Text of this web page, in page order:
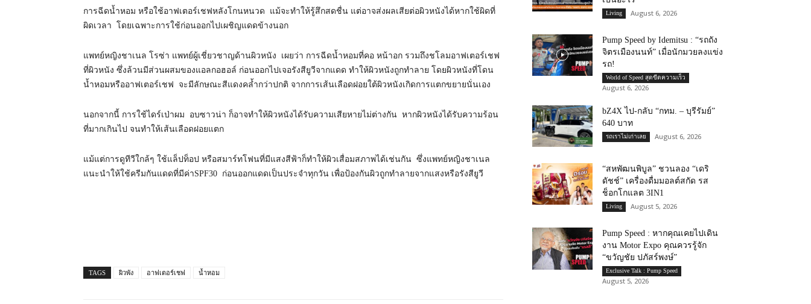
การฉีดน้ำหอม หรือใช้อาฟเตอร์เชฟหลังโกนหนวด แม้จะทำให้รู้สึกสดชื่น แต่อาจส่งผลเสียต่อผิวหนังได้หากใช้ผิดที่
ผิดเวลา โดยเฉพาะการใช้ก่อนออกไปเผชิญแดดข้างนอก
แพทย์หญิงชาเนล โรซ่า แพทย์ผู้เชี่ยวชาญด้านผิวหนัง เผยว่า การฉีดน้ำหอมที่คอ หน้าอก รวมถึงชโลมอาฟเตอร์เชฟ
ที่ผิวหนัง ซึ่งล้วนมีส่วนผสมของแอลกอฮอล์ ก่อนออกไปเจอรังสียูวีจากแดด ทำให้ผิวหนังถูกทำลาย โดยผิวหนังที่โดน
น้ำหอมหรืออาฟเตอร์เชฟ จะมีลักษณะสีแดงคล้ำกว่าปกติ จากการเส้นเลือดฝอยใต้ผิวหนังเกิดการแตกขยายนั่นเอง
นอกจากนี้ การใช้ไดร์เป่าผม อบซาวน่า ก็อาจทำให้ผิวหนังได้รับความเสียหายไม่ต่างกัน หากผิวหนังได้รับความร้อน
ที่มากเกินไป จนทำให้เส้นเลือดฝอยแตก
แม้แต่การดูทีวีใกล้ๆ ใช้แล็ปท็อป หรือสมาร์ทโฟนที่มีแสงสีฟ้าก็ทำให้ผิวเสื่อมสภาพได้เช่นกัน ซึ่งแพทย์หญิงชาเนล
แนะนำให้ใช้ครีมกันแดดที่มีค่าSPF30 ก่อนออกแดดเป็นประจำทุกวัน เพื่อป้องกันผิวถูกทำลายจากแสงหรือรังสียูวี
TAGS ผิวพัง อาฟเตอร์เชฟ น้ำหอม
Living August 6, 2026
Pump Speed by Idemitsu : “รถถัง
จิตรเมืองนนท์” เมื่อนักมวยลงแข่ง
รถ!
World of Speed สุดขีดความเร็ว
August 6, 2026
bZ4X ไป-กลับ “กทม. – บุรีรัมย์”
640 บาท
รถเราไม่เก่าเลย August 6, 2026
“สหพัฒนพิบูล” ชวนลอง “เดริ
ดัชช์” เครื่องดื่มมอลต์สกัด รส
ช็อกโกแลต 3IN1
Living August 5, 2026
Pump Speed : หากคุณเคยไปเดิน
งาน Motor Expo คุณควรรู้จัก
“ขวัญชัย ปภัสร์พงษ์”
Exclusive Talk : Pump Speed
August 5, 2026